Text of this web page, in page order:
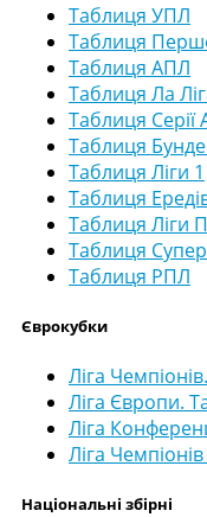
Таблиця УПЛ
Таблиця
Таблиця АПЛ
Таблиця Ла
Таблиця Серії
Таблиця
Таблиця Ліги 1
Таблиця
Таблиця Ліги
Таблиця
Таблиця РПЛ
Єврокубки
Ліга
Ліга Європи.
Ліга
Ліга
Національні збірні